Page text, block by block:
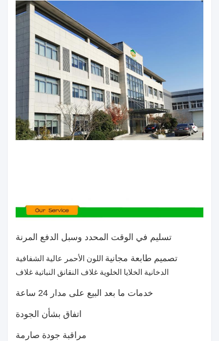
تسليم في الوقت المحدد وسبل الدفع المرنة
تصميم طابعة مجانية اللون الأحمر عالية الشفافية
الدخانية الخلايا الخلوية غلاف النقانق النباتية غلاف
خدمات ما بعد البيع على مدار 24 ساعة
اتفاق بشأن الجودة
مراقبة جودة صارمة